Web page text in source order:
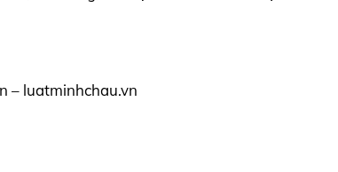
– luatminhchau.vn